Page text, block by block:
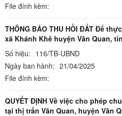
File đính kèm:
THÔNG BÁO THU HỒI ĐẤT Để
xã Khánh Khê huyện Văn Quan,
Số hiệu: 116/TB-UBND
Ngày ban hành: 21/04/2025
File đính kèm:
QUYẾT ĐỊNH Về việc cho phép
tại thị trấn Văn Quan, huyện Văn